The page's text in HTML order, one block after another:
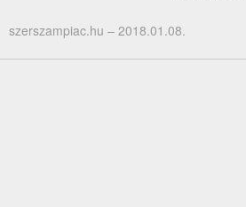
szerszampiac.hu – 2018.01.08.